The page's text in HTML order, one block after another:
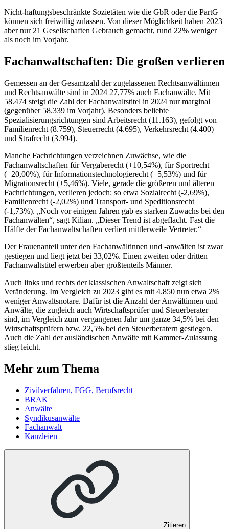
Nicht-haftungsbeschränkte Sozietäten wie die GbR oder die PartG
können sich freiwillig zulassen. Von dieser Möglichkeit haben 2023
aber nur 21 Gesellschaften Gebrauch gemacht, rund 22% weniger
als noch im Vorjahr.
Fachanwaltschaften: Die großen verlieren
Gemessen an der Gesamtzahl der zugelassenen Rechtsanwältinnen
und Rechtsanwälte sind in 2024 27,77% auch Fachanwälte. Mit
58.474 steigt die Zahl der Fachanwaltstitel in 2024 nur marginal
(gegenüber 58.339 im Vorjahr). Besonders beliebte
Spezialisierungsrichtungen sind Arbeitsrecht (11.163), gefolgt von
Familienrecht (8.759), Steuerrecht (4.695), Verkehrsrecht (4.400)
und Strafrecht (3.994).
Manche Fachrichtungen verzeichnen Zuwächse, wie die
Fachanwaltschaften für Vergaberecht (+10,54%), für Sportrecht
(+20,00%), für Informationstechnologierecht (+5,53%) und für
Migrationsrecht (+5,46%). Viele, gerade die größeren und älteren
Fachrichtungen, verlieren jedoch: so etwa Sozialrecht (-2,69%),
Familienrecht (-2,02%) und Transport- und Speditionsrecht
(-1,73%). „Noch vor einigen Jahren gab es starken Zuwachs bei den
Fachanwälten“, sagt Kilian. „Dieser Trend ist abgeflacht. Fast die
Hälfte der Fachanwaltschaften verliert mittlerweile Vertreter.“
Der Frauenanteil unter den Fachanwältinnen und -anwälten ist zwar
gestiegen und liegt jetzt bei 33,02%. Einen zweiten oder dritten
Fachanwaltstitel erwerben aber größtenteils Männer.
Auch links und rechts der klassischen Anwaltschaft zeigt sich
Veränderung. Im Vergleich zu 2023 gibt es mit 4.850 nun etwa 2%
weniger Anwaltsnotare. Dafür ist die Anzahl der Anwältinnen und
Anwälte, die zugleich auch Wirtschaftsprüfer und Steuerberater
sind, im Vergleich zum vergangenen Jahr um ganze 34,5% bei den
Wirtschaftsprüfern bzw. 22,5% bei den Steuerberatern gestiegen.
Auch die Zahl der ausländischen Anwälte mit Kammer-Zulassung
stieg leicht.
Mehr zum Thema
Zivilverfahren, FGG, Berufsrecht
BRAK
Anwälte
Syndikusanwälte
Fachanwalt
Kanzleien
Zitieren